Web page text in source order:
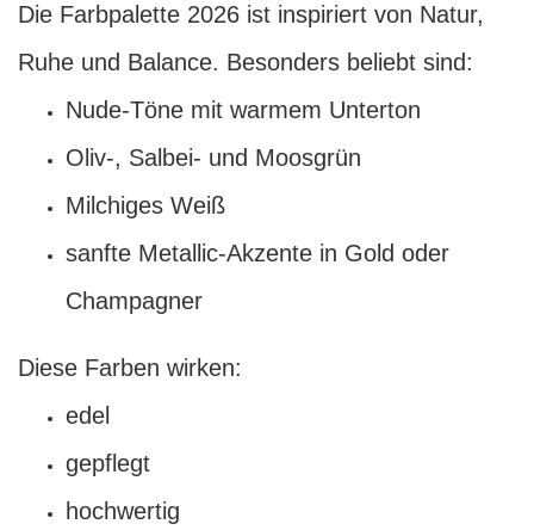
Die Farbpalette 2026 ist inspiriert von Natur,
Ruhe und Balance. Besonders beliebt sind:
Nude-Töne mit warmem Unterton
Oliv-, Salbei- und Moosgrün
Milchiges Weiß
sanfte Metallic-Akzente in Gold oder
Champagner
Diese Farben wirken:
edel
gepflegt
hochwertig